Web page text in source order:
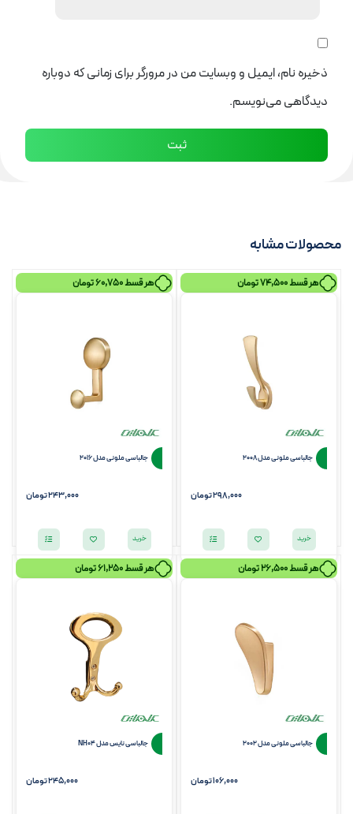
ذخیره نام، ایمیل و وبسایت من در مرورگر برای زمانی که دوباره
دیدگاهی می‌نویسم.
محصولات مشابه
هر قسط74,500تومان
جالباسی ملونی مدل 2008
298,000 تومان
خرید
هر قسط60,750تومان
جالباسی ملونی مدل 2016
243,000 تومان
خرید
هر قسط26,500تومان
جالباسی ملونی مدل 2002
106,000 تومان
هر قسط61,250تومان
جالباسی نایس مدل NH04
245,000 تومان